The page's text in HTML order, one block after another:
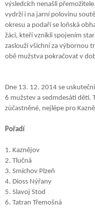
výsledcích nenašli
vydrží i na jarní polovinu
okresu a podaří se loňská
žáci, kteří vznikli spojením
zaslouží všichni za výbornou
obě mužstva pokračovat v
Dne 13. 12. 2014 se
6 mužstev a sedmdesáti dětí.
zúčastněné, nejlépe pro
Pořadí
1. Kaznějov
2. Tlučná
3. Smíchov Plzeň
4. Dioss Nýřany
5. Slavoj Stod
6. Tatran Třemošná